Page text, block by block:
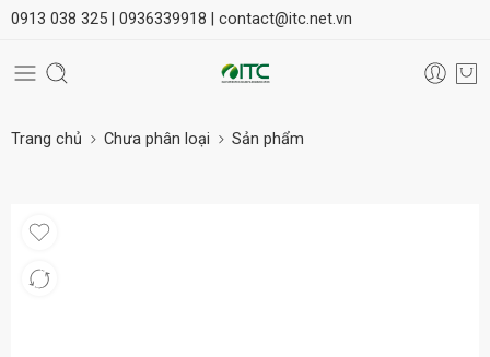
0913 038 325 | 0936339918 | contact@itc.net.vn
Trang chủ Chưa phân loại Sản phẩm